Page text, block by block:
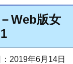
Web版女
2019年6月14日